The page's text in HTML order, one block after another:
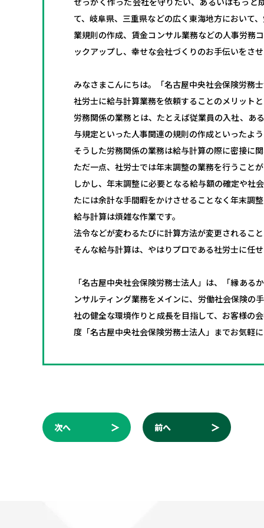
て、岐阜県、三重県などの広く東海地方において
業規則の作成、賃金コンサル業務などの人事労務
ックアップし、幸せな会社づくりのお手伝いをさ
みなさまこんにちは。「名古屋中央社会保険労務
社労士に給与計算業務を依頼することのメリット
労務関係の業務とは、たとえば従業員の入社、あ
与規定といった人事関連の規則の作成といったよ
そうした労務関係の業務は給与計算の際に密接に
ただ一点、社労士では年末調整の業務を行うこと
しかし、年末調整に必要となる給与額の確定や社
たには余計な手間暇をかけさせることなく年末調
給与計算は煩雑な作業です。
法令などが変わるたびに計算方法が変更されるこ
そんな給与計算は、やはりプロである社労士に任
「名古屋中央社会保険労務士法人」は、「縁あ
ンサルティング業務をメインに、労働社会保険の
社の健全な環境作りと成長を目指して、お客様の
度「名古屋中央社会保険労務士法人」までお気軽
次へ 前へ